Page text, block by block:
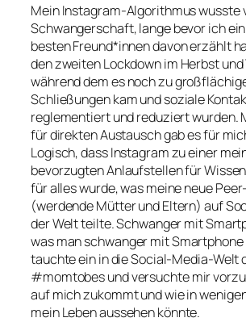
Mein Instagram-Algorithmus wusste
Schwangerschaft, lange bevor ich
besten Freund*innen davon erzählt
den zweiten Lockdown im Herbst
während dem es noch zu
Schließungen kam und soziale
reglementiert und reduziert wurden.
für direkten Austausch gab es für
Logisch, dass Instagram zu einer
bevorzugten Anlaufstellen für
für alles wurde, was meine neue
(werdende Mütter und Eltern) auf
der Welt teilte. Schwanger mit
was man schwanger mit
tauchte ein in die Social-Media-Welt
#momtobesund versuchte mir
auf mich zukommt und wie in
mein Leben aussehen könnte.